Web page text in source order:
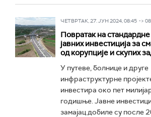
ЧЕТВРТАК, 27. ЈУН 2024, 08:45 ->
Повратак на
јавних инвестиција за
од корупције и скупих
У путеве, болнице и друге
инфраструктурне
инвестира око пет
годишње. Јавне
замајац добиле су после